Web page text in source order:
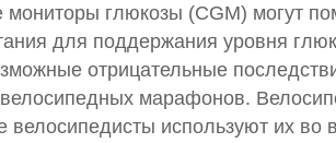
глюкозы (CGM) могут
для поддержания уровня
отрицательные
марафонов.
велосипедисты используют их